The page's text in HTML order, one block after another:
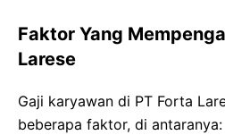
Faktor Yang
Larese
Gaji karyawan di PT Forta
beberapa faktor, di antaranya: